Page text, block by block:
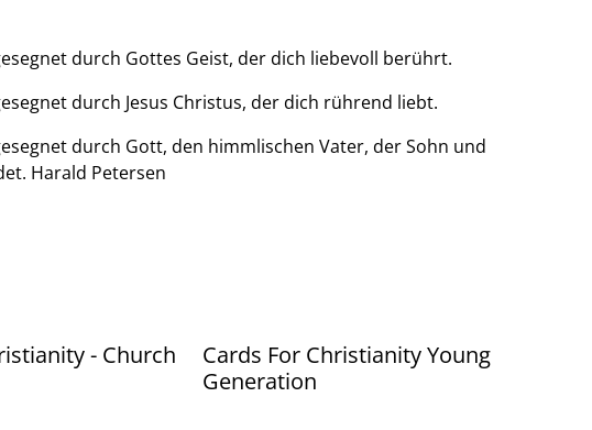
durch Gottes Geist, der dich liebevoll berührt.
durch Jesus Christus, der dich rührend liebt.
durch Gott, den himmlischen Vater, der Sohn und
Harald Petersen
- Church
Cards For Christianity Young
Generation